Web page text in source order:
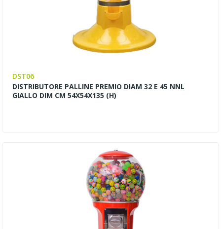
DST06
DISTRIBUTORE PALLINE PREMIO DIAM 32 E 45 NNL
GIALLO DIM CM 54X54X135 (H)